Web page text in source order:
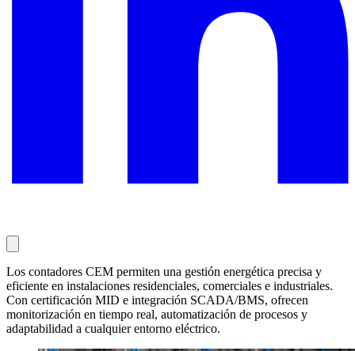
Los contadores CEM permiten una gestión energética precisa y
eficiente en instalaciones residenciales, comerciales e industriales.
Con certificación MID e integración SCADA/BMS, ofrecen
monitorización en tiempo real, automatización de procesos y
adaptabilidad a cualquier entorno eléctrico.